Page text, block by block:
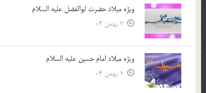
ویژه میلاد حضرت ابوالفضل علیه السلام
3 بهمن 04
ویژه میلاد امام حسین علیه السلام
2 بهمن 04